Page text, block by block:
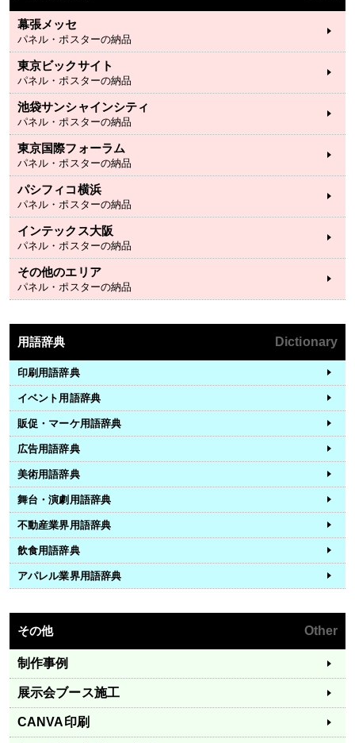
幕張メッセ
パネル・ポスターの納品
東京ビックサイト
パネル・ポスターの納品
池袋サンシャインシティ
パネル・ポスターの納品
東京国際フォーラム
パネル・ポスターの納品
パシフィコ横浜
パネル・ポスターの納品
インテックス大阪
パネル・ポスターの納品
その他のエリア
パネル・ポスターの納品
用語辞典 Dictionary
印刷用語辞典
イベント用語辞典
販促・マーケ用語辞典
広告用語辞典
美術用語辞典
舞台・演劇用語辞典
不動産業界用語辞典
飲食用語辞典
アパレル業界用語辞典
その他 Other
制作事例
展示会ブース施工
CANVA印刷